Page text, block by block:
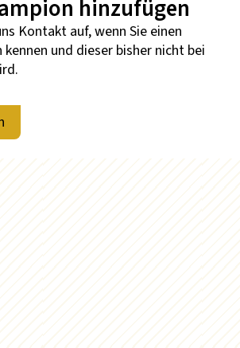
hinzufügen
Kontakt auf, wenn Sie einen
kennen und dieser bisher nicht bei